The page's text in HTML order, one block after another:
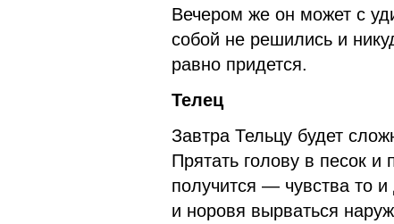
Вечером же он может с
собой не решились и
равно придется.
Телец
Завтра Тельцу будет
Прятать голову в песок
получится — чувства то
и норовя вырваться